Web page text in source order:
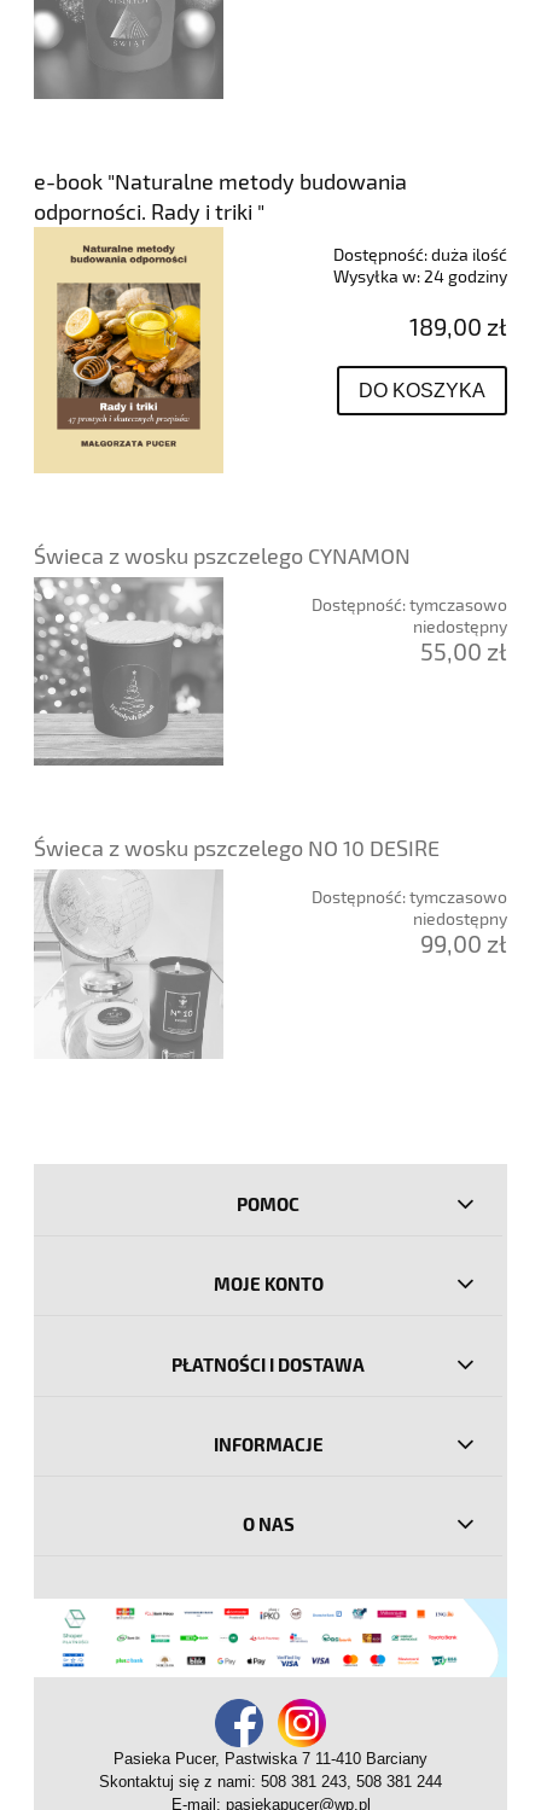
e-book "Naturalne metody budowania
odporności. Rady i triki "
Dostępność:duża ilość
Wysyłka w: 24 godziny
189,00 zł
DO KOSZYKA
Świeca z wosku pszczelego CYNAMON
Dostępność:tymczasowo
niedostępny
55,00 zł
Świeca z wosku pszczelego NO 10 DESIRE
Dostępność:tymczasowo
niedostępny
99,00 zł
POMOC
MOJE KONTO
PŁATNOŚCI I DOSTAWA
INFORMACJE
O NAS
Pasieka Pucer, Pastwiska 7 11-410 Barciany
Skontaktuj się z nami: 508 381 243, 508 381 244
E-mail: pasiekapucer@wp.pl